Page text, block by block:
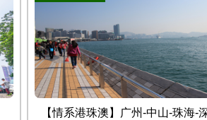
【情系港珠澳】广州-中山-珠海-